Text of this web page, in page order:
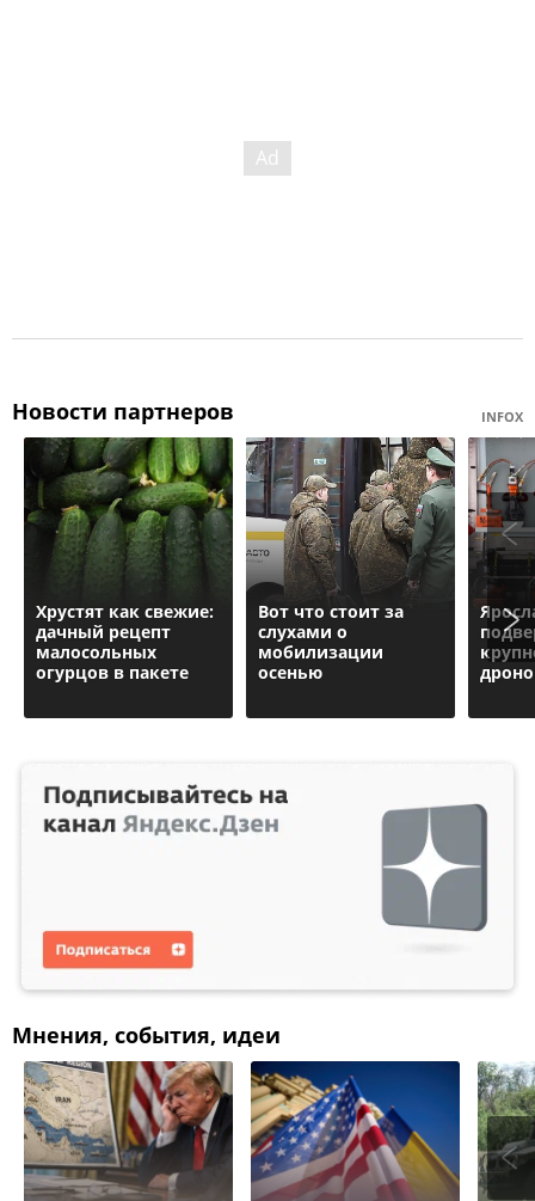
Новости партнеров INFOX
Хрустят как свежие:
дачный рецепт
малосольных
огурцов в пакете
Вот что стоит за
слухами о
мобилизации
осенью
Мнения, события, идеи